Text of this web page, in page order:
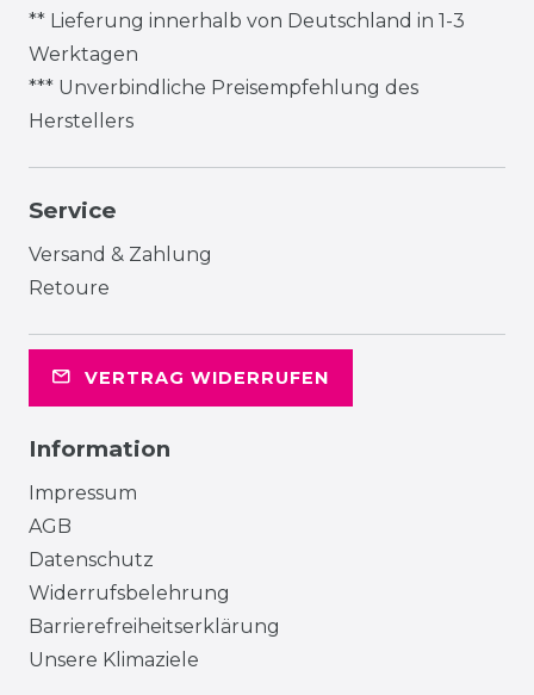
** Lieferung innerhalb von Deutschland in 1-3
Werktagen
*** Unverbindliche Preisempfehlung des
Herstellers
Service
Versand & Zahlung
Retoure
VERTRAG WIDERRUFEN
Information
Impressum
AGB
Datenschutz
Widerrufsbelehrung
Barrierefreiheitserklärung
Unsere Klimaziele